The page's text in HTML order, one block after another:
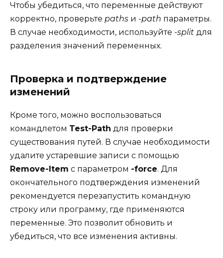
Чтобы убедиться, что переменные действуют
корректно, проверьте paths и -path параметры.
В случае необходимости, используйте -split для
разделения значений переменных.
Проверка и подтверждение
изменений
Кроме того, можно воспользоваться
командлетом Test-Path для проверки
существования путей. В случае необходимости
удалите устаревшие записи с помощью
Remove-Item с параметром -force. Для
окончательного подтверждения изменений
рекомендуется перезапустить командную
строку или программу, где применяются
переменные. Это позволит обновить и
убедиться, что все изменения активны.